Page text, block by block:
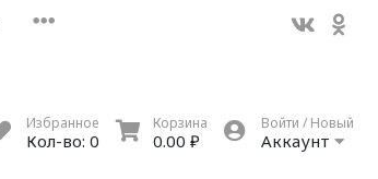
Избранное
Кол-во: 0
Корзина
0.00 ₽
Войти / Новый
Аккаунт